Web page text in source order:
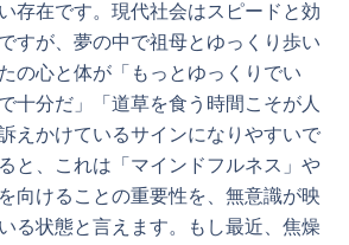
存在です。現代社会はスピードと効
すが、夢の中で祖母とゆっくり歩い
の心と体が「もっとゆっくりでい
十分だ」「道草を食う時間こそが人
えかけているサインになりやすいで
と、これは「マインドフルネス」や
向けることの重要性を、無意識が映
る状態と言えます。もし最近、焦燥